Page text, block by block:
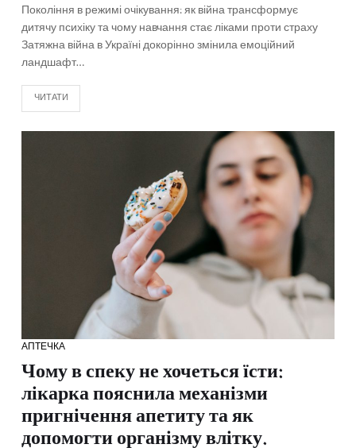
Покоління в режимі очікування: як війна трансформує
дитячу психіку та чому навчання стає ліками проти страху
Затяжна війна в Україні докорінно змінила емоційний
ландшафт…
ЧИТАТИ
АПТЕЧКА
Чому в спеку не хочеться їсти:
лікарка пояснила механізми
пригнічення апетиту та як
допомогти організму влітку.